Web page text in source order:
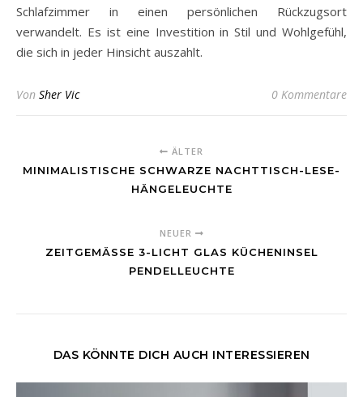
Schlafzimmer in einen persönlichen Rückzugsort
verwandelt. Es ist eine Investition in Stil und Wohlgefühl,
die sich in jeder Hinsicht auszahlt.
Von Sher Vic 0 Kommentare
ÄLTER
MINIMALISTISCHE SCHWARZE NACHTTISCH-LESE-
HÄNGELEUCHTE
NEUER
ZEITGEMÄSSE 3-LICHT GLAS KÜCHENINSEL P
ENDELLEUCHTE
DAS KÖNNTE DICH AUCH INTERESSIEREN